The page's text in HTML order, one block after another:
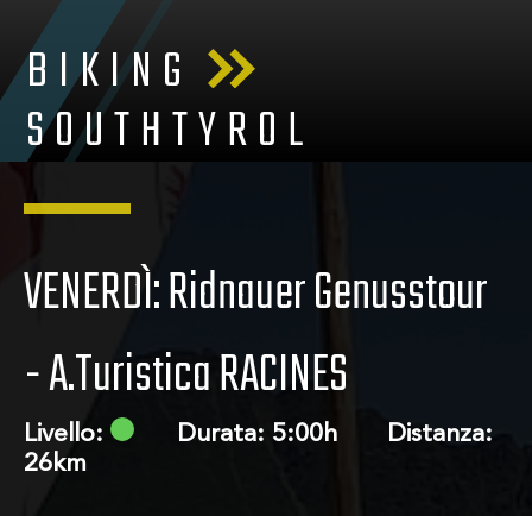
BIKING
SOUTHTYROL
VENERDÌ: Ridnauer Genusstour
- A.Turistica RACINES
Livello:
Durata: 5:00h Distanza:
26km